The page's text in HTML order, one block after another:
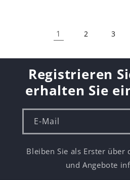
1 2 3
Registrieren
erhalten Sie
E-Mail
Bleiben Sie als Erster über
und Angebote